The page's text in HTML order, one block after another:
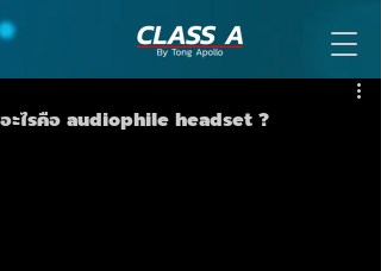
อะไรคือ audiophile headset ?